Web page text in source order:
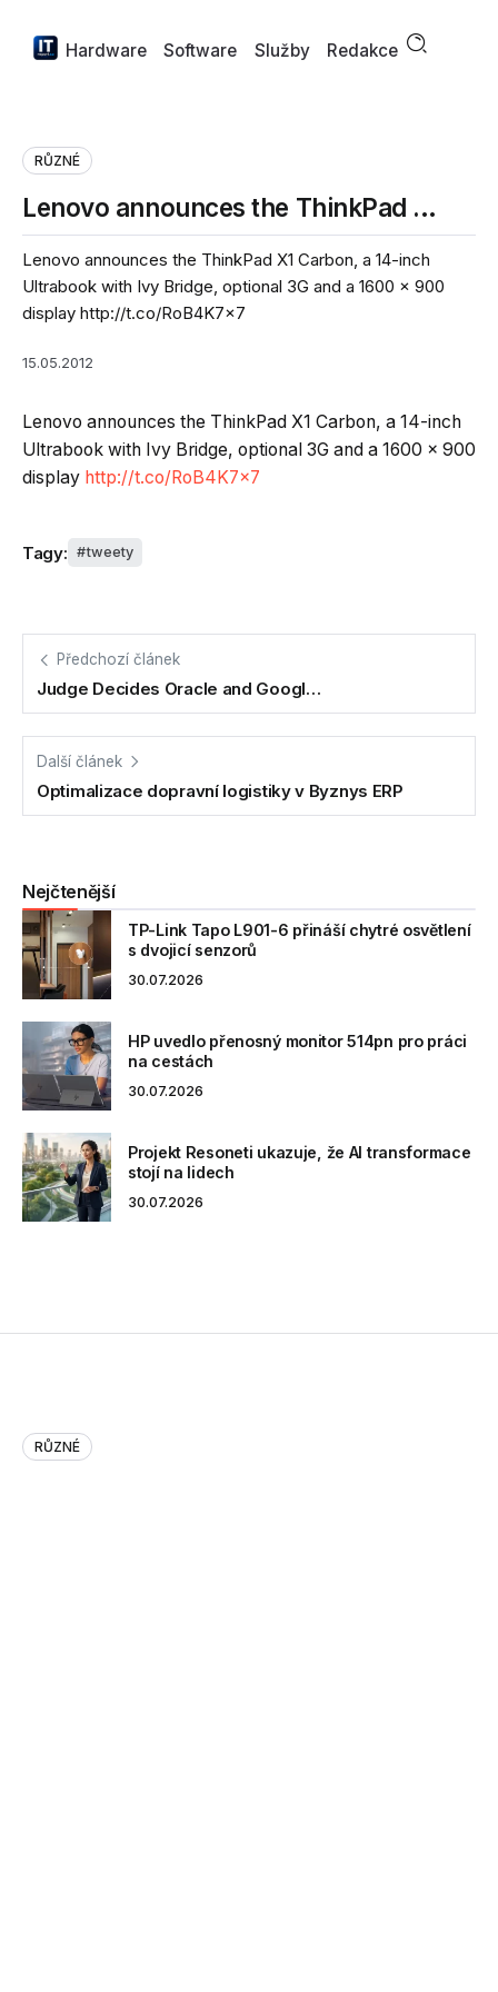
Hardware Software Služby Redakce
RŮZNÉ
Lenovo announces the ThinkPad …
Lenovo announces the ThinkPad X1 Carbon, a 14-inch
Ultrabook with Ivy Bridge, optional 3G and a 1600 x 900
display http://t.co/RoB4K7x7
15.05.2012
Lenovo announces the ThinkPad X1 Carbon, a 14-inch
Ultrabook with Ivy Bridge, optional 3G and a 1600 x 900
display http://t.co/RoB4K7x7
Tagy: tweety
Předchozí článek
Judge Decides Oracle and Googl…
Další článek
Optimalizace dopravní logistiky v Byznys ERP
Nejčtenější
TP-Link Tapo L901-6 přináší chytré osvětlení
s dvojicí senzorů
30.07.2026
HP uvedlo přenosný monitor 514pn pro práci
na cestách
30.07.2026
Projekt Resoneti ukazuje, že AI transformace
stojí na lidech
30.07.2026
RŮZNÉ